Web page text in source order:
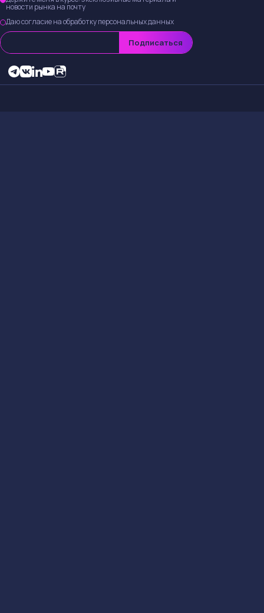
новости рынка на почту
Даю согласие на обработку персональных данных
Подписаться